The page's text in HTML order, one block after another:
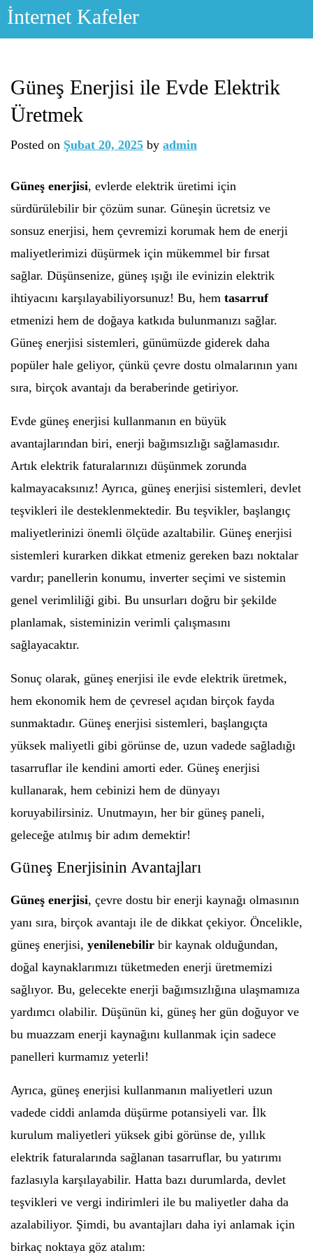
Skip
İnternet Kafeler
Güneş Enerjisi ile Evde Elektrik
Üretmek
Posted on Şubat 20, 2025 by admin
Güneş enerjisi, evlerde elektrik üretimi için
sürdürülebilir bir çözüm sunar. Güneşin ücretsiz ve
sonsuz enerjisi, hem çevremizi korumak hem de enerji
maliyetlerimizi düşürmek için mükemmel bir fırsat
sağlar. Düşünsenize, güneş ışığı ile evinizin elektrik
ihtiyacını karşılayabiliyorsunuz! Bu, hem tasarruf
etmenizi hem de doğaya katkıda bulunmanızı sağlar.
Güneş enerjisi sistemleri, günümüzde giderek daha
popüler hale geliyor, çünkü çevre dostu olmalarının yanı
sıra, birçok avantajı da beraberinde getiriyor.
Evde güneş enerjisi kullanmanın en büyük
avantajlarından biri, enerji bağımsızlığı sağlamasıdır.
Artık elektrik faturalarınızı düşünmek zorunda
kalmayacaksınız! Ayrıca, güneş enerjisi sistemleri, devlet
teşvikleri ile desteklenmektedir. Bu teşvikler, başlangıç
maliyetlerinizi önemli ölçüde azaltabilir. Güneş enerjisi
sistemleri kurarken dikkat etmeniz gereken bazı noktalar
vardır; panellerin konumu, inverter seçimi ve sistemin
genel verimliliği gibi. Bu unsurları doğru bir şekilde
planlamak, sisteminizin verimli çalışmasını
sağlayacaktır.
Sonuç olarak, güneş enerjisi ile evde elektrik üretmek,
hem ekonomik hem de çevresel açıdan birçok fayda
sunmaktadır. Güneş enerjisi sistemleri, başlangıçta
yüksek maliyetli gibi görünse de, uzun vadede sağladığı
tasarruflar ile kendini amorti eder. Güneş enerjisi
kullanarak, hem cebinizi hem de dünyayı
koruyabilirsiniz. Unutmayın, her bir güneş paneli,
geleceğe atılmış bir adım demektir!
Güneş Enerjisinin Avantajları
Güneş enerjisi, çevre dostu bir enerji kaynağı olmasının
yanı sıra, birçok avantajı ile de dikkat çekiyor. Öncelikle,
güneş enerjisi, yenilenebilir bir kaynak olduğundan,
doğal kaynaklarımızı tüketmeden enerji üretmemizi
sağlıyor. Bu, gelecekte enerji bağımsızlığına ulaşmamıza
yardımcı olabilir. Düşünün ki, güneş her gün doğuyor ve
bu muazzam enerji kaynağını kullanmak için sadece
panelleri kurmamız yeterli!
Ayrıca, güneş enerjisi kullanmanın maliyetleri uzun
vadede ciddi anlamda düşürme potansiyeli var. İlk
kurulum maliyetleri yüksek gibi görünse de, yıllık
elektrik faturalarında sağlanan tasarruflar, bu yatırımı
fazlasıyla karşılayabilir. Hatta bazı durumlarda, devlet
teşvikleri ve vergi indirimleri ile bu maliyetler daha da
azalabiliyor. Şimdi, bu avantajları daha iyi anlamak için
birkaç noktaya göz atalım: